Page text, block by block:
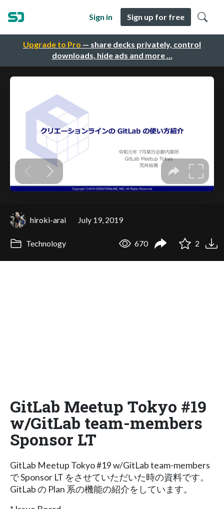
Upgrade to Pro — share decks privately, control
downloads, hide ads and more …
Sign in Sign up for free
hiroki-arai July 19, 2019
Technology 670 2
GitLab Meetup Tokyo #19
w/GitLab team-members
Sponsor LT
GitLab Meetup Tokyo #19 w/GitLab team-members
で Sponsor LT をさせていただいた時の資料です。
GitLab の Plan 系の機能の紹介をしています。